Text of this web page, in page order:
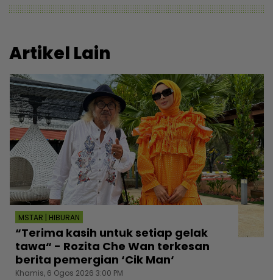
Artikel Lain
MSTAR | HIBURAN
“Terima kasih untuk setiap gelak
tawa“ - Rozita Che Wan terkesan
berita pemergian ‘Cik Man‘
Khamis, 6 Ogos 2026 3:00 PM